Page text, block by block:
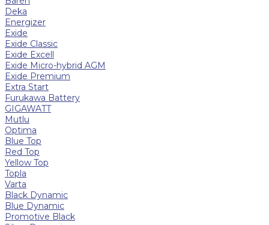
Deka
Energizer
Exide
Exide Classic
Exide Excell
Exide Micro-hybrid AGM
Exide Premium
Extra Start
Furukawa Battery
GIGAWATT
Mutlu
Optima
Blue Top
Red Top
Yellow Top
Topla
Varta
Black Dynamic
Blue Dynamic
Promotive Black